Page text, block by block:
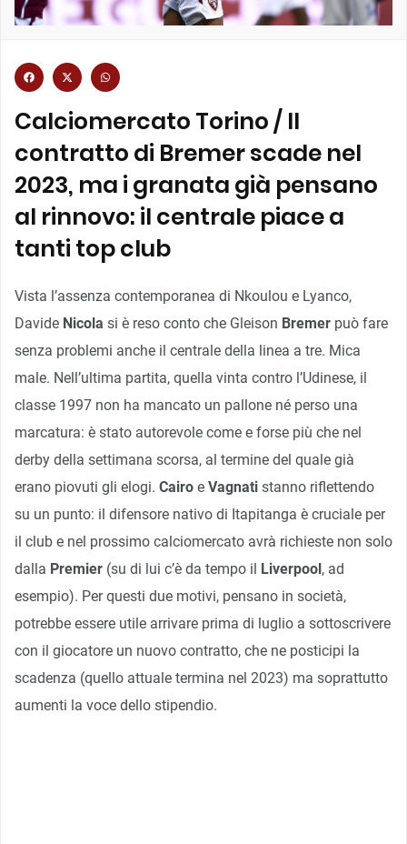
Calciomercato Torino / Il
contratto di Bremer scade nel
2023, ma i granata già pensano
al rinnovo: il centrale piace a
tanti top club
Vista l’assenza contemporanea di Nkoulou e Lyanco,
Davide Nicola si è reso conto che Gleison Bremer può fare
senza problemi anche il centrale della linea a tre. Mica
male. Nell’ultima partita, quella vinta contro l’Udinese, il
classe 1997 non ha mancato un pallone né perso una
marcatura: è stato autorevole come e forse più che nel
derby della settimana scorsa, al termine del quale già
erano piovuti gli elogi. Cairo e Vagnati stanno riflettendo
su un punto: il difensore nativo di Itapitanga è cruciale per
il club e nel prossimo calciomercato avrà richieste non solo
dalla Premier (su di lui c’è da tempo il Liverpool, ad
esempio). Per questi due motivi, pensano in società,
potrebbe essere utile arrivare prima di luglio a sottoscrivere
con il giocatore un nuovo contratto, che ne posticipi la
scadenza (quello attuale termina nel 2023) ma soprattutto
aumenti la voce dello stipendio.